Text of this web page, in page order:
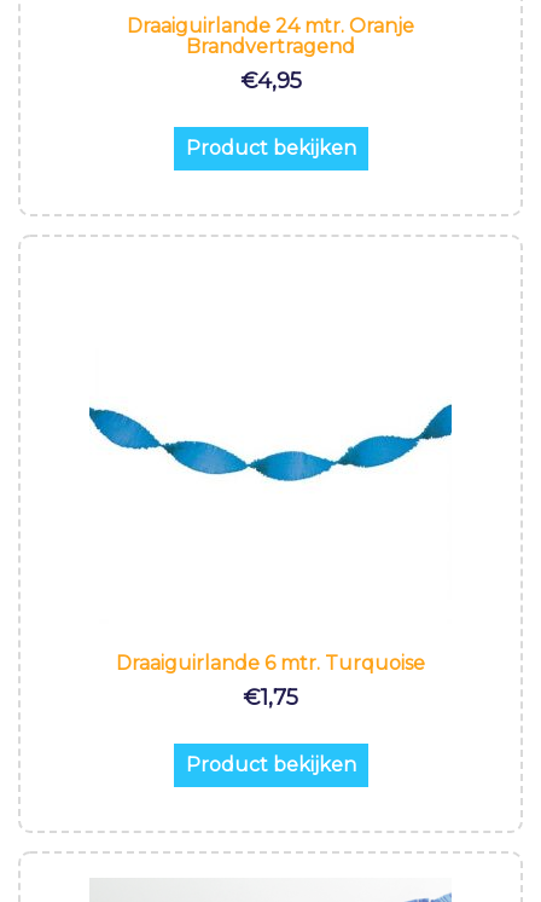
Draaiguirlande 24 mtr. Oranje
Brandvertragend
€4,95
Product bekijken
Draaiguirlande 6 mtr. Turquoise
€1,75
Product bekijken